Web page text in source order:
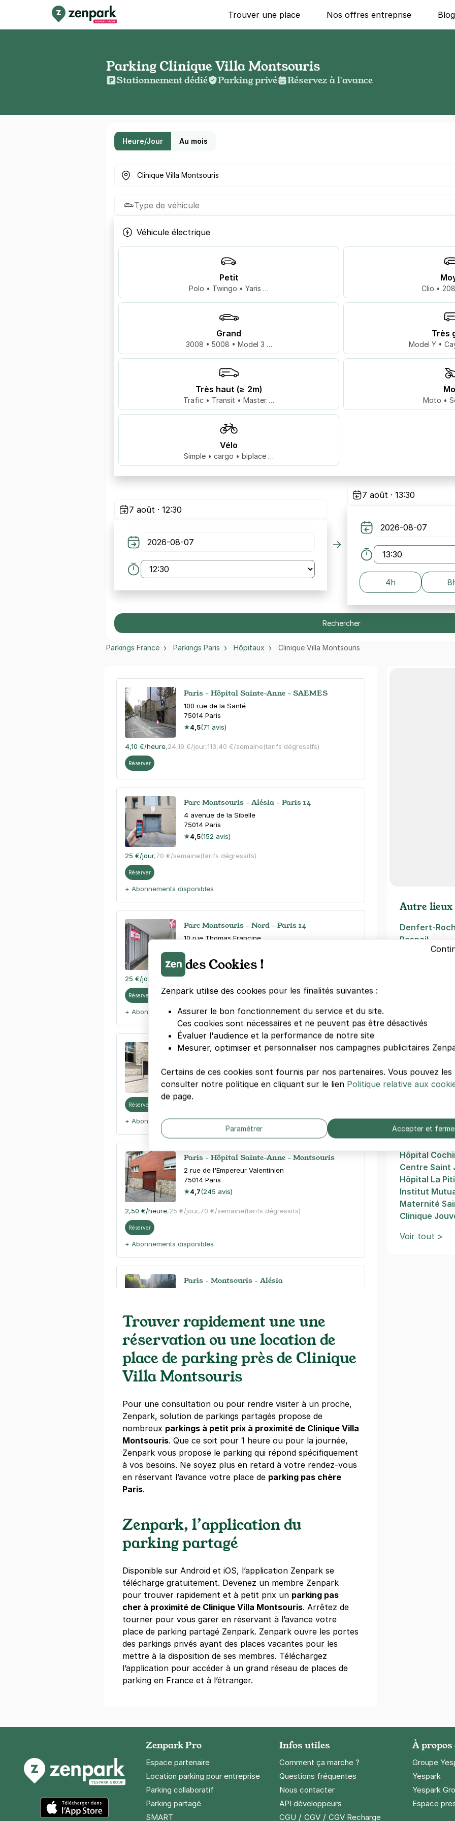
Trouver une place Nos offres entreprise Blog
Parking Clinique Villa Montsouris
Stationnement dédié Parking privé Réservez à l'avance
Heure/Jour Au mois
Où cherchez-vous un parking ?
Type de véhicule
Véhicule électrique
Petit
Polo • Twingo • Yaris … Clio •
Grand
3008 • 5008 • Model 3 …
Très
Model Y •
Très haut (≥ 2m)
Trafic • Transit • Master … Moto •
Vélo
Simple • cargo • biplace …
7 août · 12:30
7 août · 13:30
4h
Rechercher
Parkings France Parkings Paris Hôpitaux Clinique Villa Montsouris
Paris - Hôpital Sainte-Anne - SAEMES
100 rue de la Santé
75014 Paris
4,5(71 avis)
4,10 €/heure,24,19 €/jour,113,40 €/semaine(tarifs dégressifs)
Réserver
Parc Montsouris - Alésia - Paris 14
4 avenue de la Sibelle
75014 Paris
4,5(152 avis)
25 €/jour,70 €/semaine(tarifs dégressifs)
Réserver
+ Abonnements disponibles
Parc Montsouris - Nord - Paris 14
10 rue Thomas Francine
4,5
(112 avis)
25 €/jour 70 €/semaine
Réserver
+ Abonnements disponibles
Paris - Hôpital Sainte-Anne - René Coty
75014 Paris
4,7 (585 avis)
Réserver
+ Abonnements disponibles
Paris - Hôpital Sainte-Anne - Montsouris
2 rue de l'Empereur Valentinien
75014 Paris
4,7(245 avis)
2,50 €/heure,25 €/jour,70 €/semaine(tarifs dégressifs)
Réserver
+ Abonnements disponibles
Paris - Montsouris - Alésia
Réserver
+ Abonnements disponibles
65 rue Brillat Savarin
75013
Paris
(243 avis)
25 €/jour,70 €/semaine(tarifs dégressifs)
+ Abonnements disponibles
68 boulevard Jourdan
75014
Paris
4,3(467 avis)
110 € /jour ,550 €/semaine (tarifs dégressifs)
Réserver
+ Abonnements disponibles
Paris - Porte d'Orléans - Montsouris
68 boulevard Jourdan
75014Paris
4,4(425 avis)
Paris - place d'Italie - Mairie du 13
75013 Paris
4,7(125 avis)
Trouver rapidement une une
réservation ou une location de
place de parking près de Clinique
Villa Montsouris
Pour une consultation ou pour rendre visiter à un proche,
Zenpark, solution de parkings partagés propose de
nombreux parkings à petit prix à proximité de Clinique Villa
Montsouris. Que ce soit pour 1 heure ou pour la journée,
Zenpark vous propose le parking qui répond spécifiquement
à vos besoins. Ne soyez plus en retard à votre rendez-vous
en réservant l’avance votre place de parking pas chère
Paris.
Zenpark, l’application du
parking partagé
Disponible sur Android et iOS, l’application Zenpark se
télécharge gratuitement. Devenez un membre Zenpark
pour trouver rapidement et à petit prix un parking pas
cher à proximité de Clinique Villa Montsouris. Arrêtez de
tourner pour vous garer en réservant à l’avance votre
place de parking partagé Zenpark. Zenpark ouvre les portes
des parkings privés ayant des places vacantes pour les
mettre à la disposition de ses membres. Téléchargez
l’application pour accéder à un grand réseau de places de
parking en France et à l’étranger.
Autre lieux
Denfert-
Raspail
Montsouris
TimHôtel
Unité
Blanche
Autres
Clinique
Hôpital
Hôpital
Centre Saint
Hôpital La
Institut
Maternité
Clinique
Voir tout >
Zenpark Pro
Espace partenaire
Location parking pour entreprise
Parking collaboratif
Parking partagé
SMART
Infos utiles
Comment ça marche ?
Questions fréquentes
Nous contacter
API développeurs
CGU / CGV/ CGV Recharge
À propos
Groupe
Yespark
Yespark
Espace
des Cookies !
Zenpark utilise des cookies pour les finalités suivantes :
Assurer le bon fonctionnement du service et du site.
Ces cookies sont nécessaires et ne peuvent pas être désactivés
Évaluer l'audience et la performance de notre site
Mesurer, optimiser et personnaliser nos campagnes publicitaires
Certains de ces cookies sont fournis par nos partenaires. Vous pouvez
consulter notre politique en cliquant sur le lien Politique relative aux
de page.
Paramétrer Accepter et